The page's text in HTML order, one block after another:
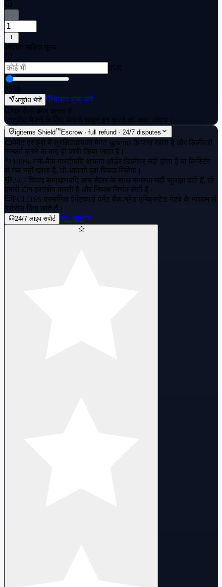
आपका लक्षित मूल्य
INR
0500
अनुरोध भेजें
बेचना शुरू करें
यह कैसे काम करता है
·अनुरोध भेजने के लिए आपसे साइन इन करने को कहा जाएगा।
igitems Shield™Escrow · full refund · 24/7 disputes
पेमेंट एस्क्रो में सुरक्षितआपका पेमेंट igitems के पास रहता है और डिलीवरी
कन्फर्म करने के बाद ही जारी किया जाता है।
100% मनी-बैक गारंटीयदि आपका ऑर्डर डिलीवर नहीं होता है या लिस्टिंग
से मेल नहीं खाता है, तो आपको पूरा रिफंड मिलेगा।
24/7 विवाद समाधानयदि आप सेलर के साथ समस्या नहीं सुलझा पाते हैं, तो
हमारी टीम हस्तक्षेप करती है और निष्पक्ष निर्णय लेती है।
PCI DSS प्रमाणित पेमेंटकार्ड पेमेंट बैंक-ग्रेड एन्क्रिप्टेड गेटवे के माध्यम से
प्रोसेस किए जाते हैं।
24/7 लाइव सपोर्ट और जानें